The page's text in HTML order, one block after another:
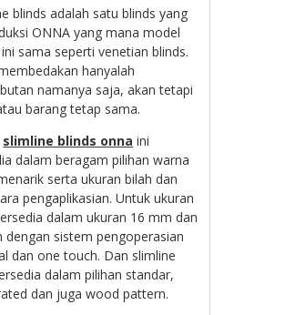
blinds adalah satu blinds yang
ONNA yang mana model
sama seperti venetian blinds.
hanyalah
namanya saja, akan tetapi
barang tetap sama.
slimline blinds onna ini
dalam beragam pilihan warna
serta ukuran bilah dan
pengaplikasian. Untuk ukuran
dalam ukuran 16 mm dan
dengan sistem pengoperasian
dan one touch. Dan slimline
dalam pilihan standar,
dan juga wood pattern.